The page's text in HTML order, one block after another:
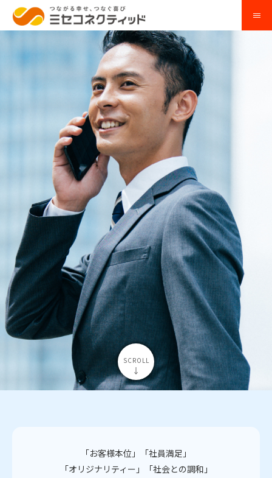
「お客様本位」「社員満足」
「オリジナリティー」「社会との調和」